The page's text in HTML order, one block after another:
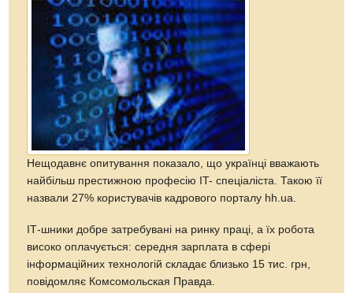
Нещодавнє опитування показало, що українці вважають
найбільш престижною професію IT- спеціаліста. Такою її
назвали 27% користувачів кадрового порталу hh.ua.
ІТ-шники добре затребувані на ринку праці, а їх робота
високо оплачується: середня зарплата в сфері
інформаційних технологій складає близько 15 тис. грн,
повідомляє Комсомольская Правда.